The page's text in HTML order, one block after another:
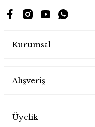
Kurumsal
Alışveriş
Üyelik